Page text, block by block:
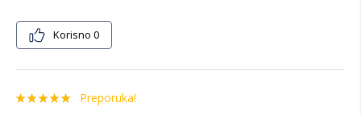
Korisno 0
Preporuka!